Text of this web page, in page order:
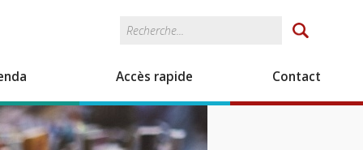
Accès rapide Contact
Formulaire de
recherche